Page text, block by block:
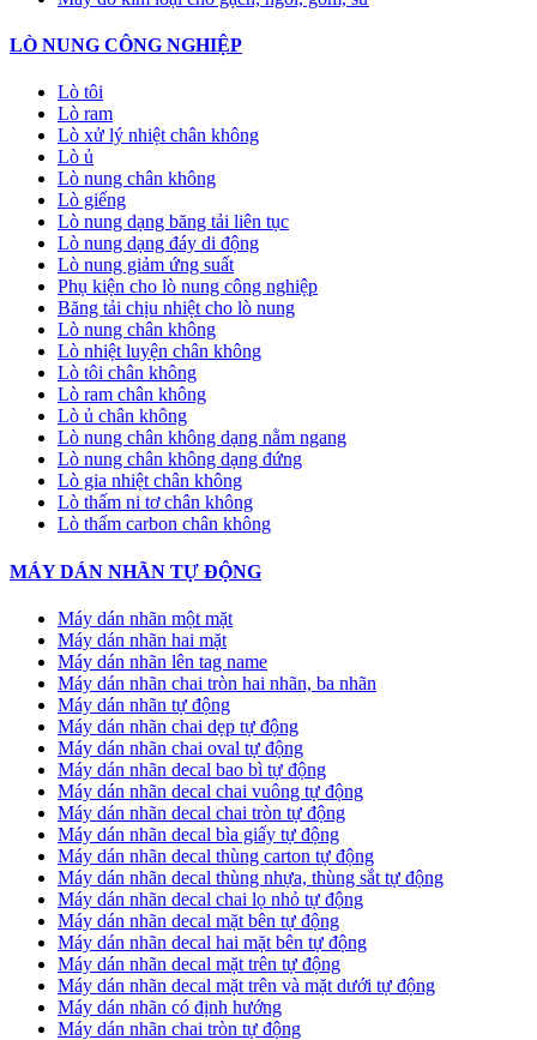
LÒ NUNG CÔNG NGHIỆP
Lò tôi
Lò ram
Lò xử lý nhiệt chân không
Lò ủ
Lò nung chân không
Lò giếng
Lò nung dạng băng tải liên tục
Lò nung dạng đáy di động
Lò nung giảm ứng suất
Phụ kiện cho lò nung công nghiệp
Băng tải chịu nhiệt cho lò nung
Lò nung chân không
Lò nhiệt luyện chân không
Lò tôi chân không
Lò ram chân không
Lò ủ chân không
Lò nung chân không dạng nằm ngang
Lò nung chân không dạng đứng
Lò gia nhiệt chân không
Lò thấm ni tơ chân không
Lò thấm carbon chân không
MÁY DÁN NHÃN TỰ ĐỘNG
Máy dán nhãn một mặt
Máy dán nhãn hai mặt
Máy dán nhãn lên tag name
Máy dán nhãn chai tròn hai nhãn, ba nhãn
Máy dán nhãn tự động
Máy dán nhãn chai dẹp tự động
Máy dán nhãn chai oval tự động
Máy dán nhãn decal bao bì tự động
Máy dán nhãn decal chai vuông tự động
Máy dán nhãn decal chai tròn tự động
Máy dán nhãn decal bìa giấy tự động
Máy dán nhãn decal thùng carton tự động
Máy dán nhãn decal thùng nhựa, thùng sắt tự động
Máy dán nhãn decal chai lọ nhỏ tự động
Máy dán nhãn decal mặt bên tự động
Máy dán nhãn decal hai mặt bên tự động
Máy dán nhãn decal mặt trên tự động
Máy dán nhãn decal mặt trên và mặt dưới tự động
Máy dán nhãn có định hướng
Máy dán nhãn chai tròn tự động